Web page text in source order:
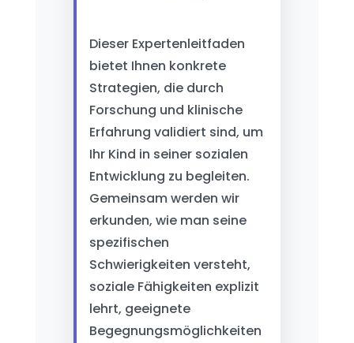
Dieser Expertenleitfaden
bietet Ihnen konkrete
Strategien, die durch
Forschung und klinische
Erfahrung validiert sind, um
Ihr Kind in seiner sozialen
Entwicklung zu begleiten.
Gemeinsam werden wir
erkunden, wie man seine
spezifischen
Schwierigkeiten versteht,
soziale Fähigkeiten explizit
lehrt, geeignete
Begegnungsmöglichkeiten